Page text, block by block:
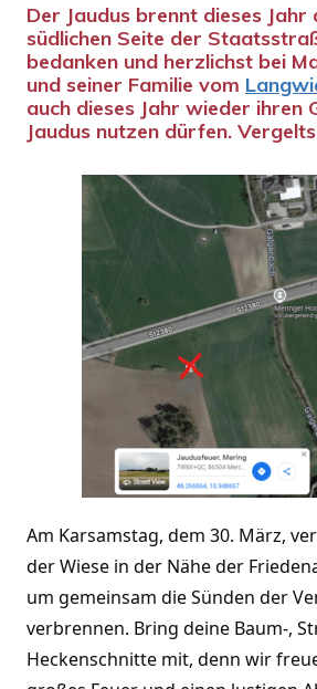
Der Jaudus brennt dieses Jahr
südlichen Seite der
bedanken und herzlichst bei
und seiner Familie vom
auch dieses Jahr wieder ihren
Jaudus nutzen dürfen.
Am Karsamstag, dem 30. März,
der Wiese in der Nähe der
um gemeinsam die Sünden der
verbrennen. Bring deine Baum-,
Heckenschnitte mit, denn wir